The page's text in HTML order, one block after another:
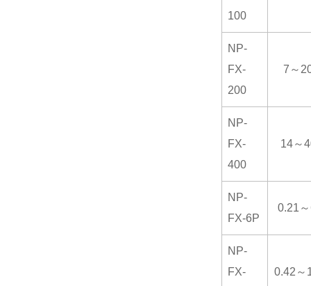
100
NP-
FX-
200
7～
NP-
FX-
400
14～
NP-
FX-6P
0.21
NP-
FX-
0.42～